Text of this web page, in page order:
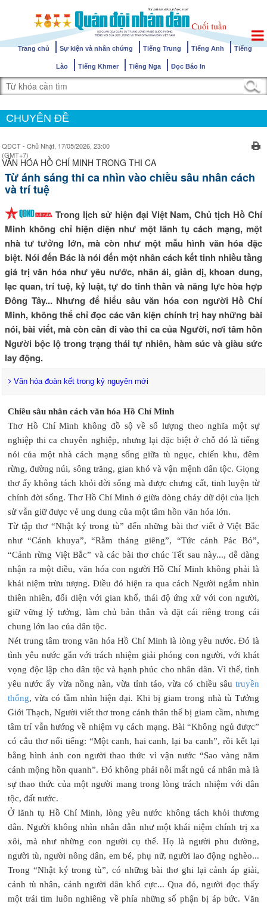
Trang chủ Sự kiện và nhân chứng Tiếng Trung Tiếng Anh Tiếng
Lào Tiếng Khmer Tiếng Nga Đọc Báo In
CHUYÊN ĐỀ
QĐCT - Chủ Nhật, 17/05/2026, 23:00
(GMT+7)
VĂN HÓA HỒ CHÍ MINH TRONG THI CA
Từ ánh sáng thi ca nhìn vào chiều sâu nhân cách
và trí tuệ
Trong lịch sử hiện đại Việt Nam, Chủ tịch Hồ Chí
Minh không chỉ hiện diện như một lãnh tụ cách mạng, một
nhà tư tưởng lớn, mà còn như một mẫu hình văn hóa đặc
biệt. Nói đến Bác là nói đến một nhân cách kết tinh nhiều tầng
giá trị văn hóa như yêu nước, nhân ái, giản dị, khoan dung,
lạc quan, trí tuệ, kỷ luật, tự do tinh thần và năng lực hòa hợp
Đông Tây... Nhưng để hiểu sâu văn hóa con người Hồ Chí
Minh, không thể chỉ đọc các văn kiện chính trị hay những bài
nói, bài viết, mà còn cần đi vào thi ca của Người, nơi tâm hồn
Người bộc lộ trong trạng thái tự nhiên, hàm súc và giàu sức
lay động.
Văn hóa đoàn kết trong kỷ nguyên mới
Chiều sâu nhân cách văn hóa Hồ Chí Minh
Thơ Hồ Chí Minh không đồ sộ về số lượng theo nghĩa một sự
nghiệp thi ca chuyên nghiệp, nhưng lại đặc biệt ở chỗ đó là tiếng
nói của một nhà cách mạng sống giữa tù ngục, chiến khu, đêm
rừng, đường núi, sông trăng, gian khó và vận mệnh dân tộc. Giọng
thơ ấy không tách khỏi đời sống mà được chưng cất, tinh luyện từ
chính đời sống. Thơ Hồ Chí Minh ở giữa dòng chảy dữ dội của lịch
sử vẫn giữ được vẻ ung dung của một tâm hồn văn hóa lớn.
Từ tập thơ “Nhật ký trong tù” đến những bài thơ viết ở Việt Bắc
như “Cảnh khuya”, “Rằm tháng giêng”, “Tức cảnh Pác Bó”,
“Cảnh rừng Việt Bắc” và các bài thơ chúc Tết sau này..., dễ dàng
nhận ra một điều, văn hóa con người Hồ Chí Minh không phải là
khái niệm trừu tượng. Điều đó hiện ra qua cách Người ngắm nhìn
thiên nhiên, đối diện với gian khổ, thái độ ứng xử với con người,
giữ vững lý tưởng, làm chủ bản thân và đặt cái riêng trong cái
chung lớn lao của dân tộc.
Nét trung tâm trong văn hóa Hồ Chí Minh là lòng yêu nước. Đó là
tình yêu nước gắn với trách nhiệm giải phóng con người, với khát
vọng độc lập cho dân tộc và hạnh phúc cho nhân dân. Vì thế, tình
yêu nước ấy vừa nồng nàn, vừa tỉnh táo, vừa có chiều sâu truyền
thống, vừa có tầm nhìn hiện đại. Khi bị giam trong nhà tù Tưởng
Giới Thạch, Người viết thơ trong cảnh thân thể bị giam cầm, nhưng
tâm trí vẫn hướng về nhiệm vụ cách mạng. Bài “Không ngủ được”
có câu thơ nổi tiếng: “Một canh, hai canh, lại ba canh”, rồi kết lại
bằng hình ảnh con người thao thức vì vận nước “Sao vàng năm
cánh mộng hồn quanh”. Đó không phải nỗi mất ngủ cá nhân mà là
sự thao thức của một người mang trong lòng trách nhiệm với dân
tộc, đất nước.
Ở lãnh tụ Hồ Chí Minh, lòng yêu nước không tách khỏi thương
dân. Người không nhìn nhân dân như một khái niệm chính trị xa
xôi, mà như những con người cụ thể. Họ là người phu đường,
người tù, người nông dân, em bé, phụ nữ, người lao động nghèo...
Trong “Nhật ký trong tù”, có những bài thơ ghi lại cảnh áp giải,
cảnh tù nhân, cảnh người dân khổ cực... Qua đó, người đọc thấy
một trái tim luôn nghiêng về phía những số phận bị áp bức. Văn